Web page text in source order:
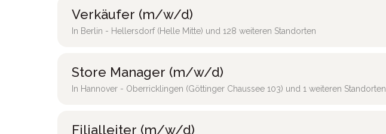
Verkäufer (m/w/d)
In Berlin - Hellersdorf (Helle Mitte) und 128 weiteren Standorten
Store Manager (m/w/d)
In Hannover - Oberricklingen (Göttinger Chaussee 103) und 1 weiteren Standorten
Filialleiter (m/w/d)